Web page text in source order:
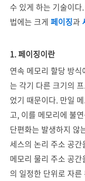
수 있게 하는 기술이
법에는 크게 페이징과
1. 페이징이란
연속 메모리 할당 방
는 각기 다른 크기의
었기 때문이다. 만일
고, 이를 메모리에 불
단편화는 발생하지 않
세스의 논리 주소 공간
메모리 물리 주소 공간
의 일정한 단위로 자